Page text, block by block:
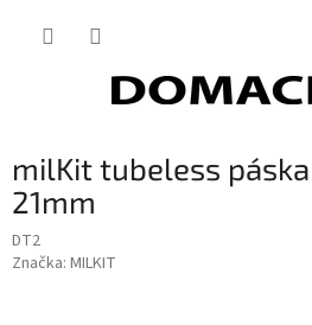
milKit tubeless
21mm
DT2
Značka: MILKIT